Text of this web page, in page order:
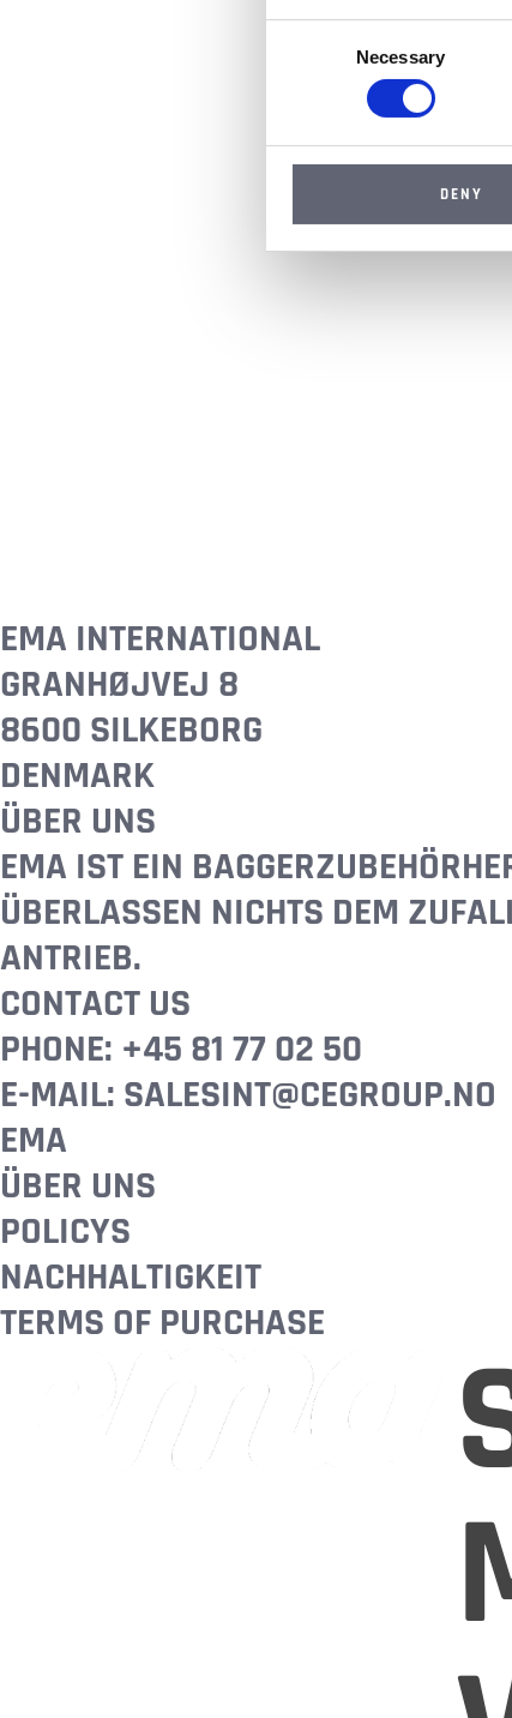
Necessary
DENY
EMA INTERNATIONAL
GRANHØJVEJ 8
8600 SILKEBORG
DENMARK
ÜBER UNS
EMA IST EIN
ÜBERLASSEN NICHTS DEM
ANTRIEB.
CONTACT US
PHONE: +45 81 77 02 50
E-MAIL: SALESINT@CEGROUP.NO
EMA
ÜBER UNS
POLICYS
NACHHALTIGKEIT
TERMS OF PURCHASE